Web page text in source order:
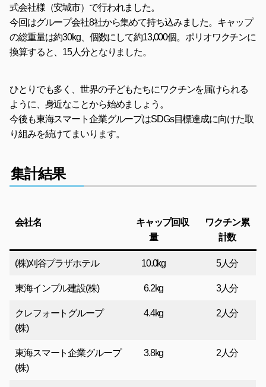
式会社様（安城市）で行われました。
今回はグループ会社8社から集めて持ち込みました。キャップ
の総重量は約30kg、個数にして約13,000個。ポリオワクチンに
換算すると、15人分となりました。
ひとりでも多く、世界の子どもたちにワクチンを届けられる
ように、身近なことから始めましょう。
今後も東海スマート企業グループはSDGs目標達成に向けた取
り組みを続けてまいります。
集計結果
会社名
キャップ回収
量
ワクチン累
計数
(株)刈谷プラザホテル 10.0kg 5人分
東海インプル建設(株) 6.2kg 3人分
クレフォートグループ
(株)
4.4kg 2人分
東海スマート企業グループ
(株)
3.8kg 2人分